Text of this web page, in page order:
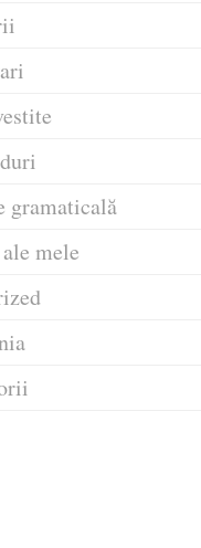
gramaticală
mele